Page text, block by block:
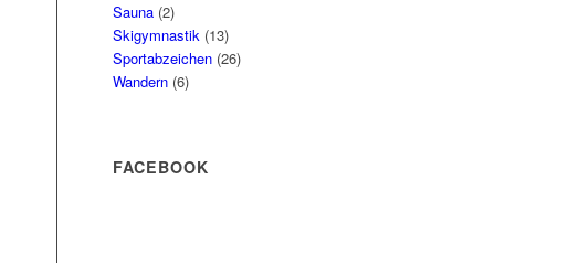
Sauna (2)
Skigymnastik (13)
Sportabzeichen (26)
Wandern (6)
FACEBOOK